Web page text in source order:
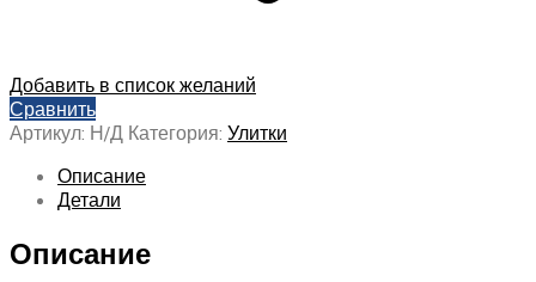
Добавить в список желаний
Сравнить
Артикул: Н/Д Категория: Улитки
Описание
Детали
Описание